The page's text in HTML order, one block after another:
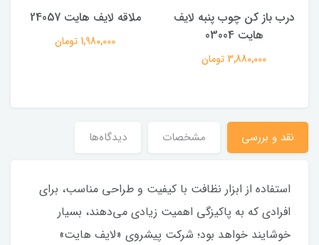
درب باز کن چوب پنبه لایف
هایت 03004
3,880,000 تومان
ملاقه لایف هایت 24057
1,980,000 تومان
نقد و بررسی مشخصات دیدگاه‌ها
استفاده از ابزار نظافت با کیفیت و طراحی مناسب، برای
افرادی که به پاکیزگی اهمیت زیادی می‌دهند، بسیار
خوشایند خواهد بود؛ شرکت پیشروی «لایف هایت»